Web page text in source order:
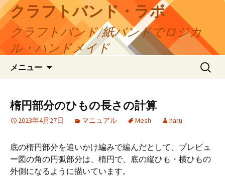
コ
ン
テ
ツ
ス
クラフトバンド・ラボ
クラフトバンド/紙バンドでロジカ
ル・ハンドメイド
メニュー
検
索:
楕円部分のひもの長さの計算
2023年4月27日 マニュアル Mesh haru
底の楕円部分を追いかけ編みで編んだとして、プレビュ
ー図の角の円弧部分は、楕円で、底の縦ひも・横ひもの
外側になるように描いています。